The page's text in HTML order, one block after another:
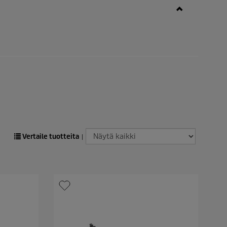
Vertaile tuotteita |